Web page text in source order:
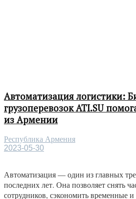
Автоматизация логистики:
грузоперевозок ATI.SU
из Армении
Республика Армения
2023-05-30
Автоматизация — один из главных
последних лет. Она позволяет снять
сотрудников, сэкономить временные